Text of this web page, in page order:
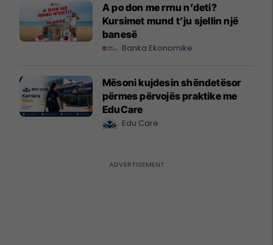
A po don me rrnu n’deti?
Kursimet mund t’ju sjellin një
banesë
Banka Ekonomike
Mësoni kujdesin shëndetësor
përmes përvojës praktike me
EduCare
Edu Care